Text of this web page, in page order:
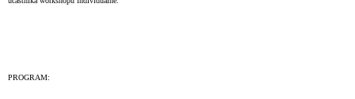
PROGRAM: